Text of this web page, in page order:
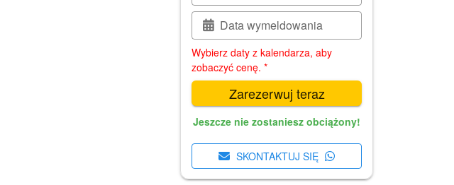
Data wymeldowania
Wybierz daty z kalendarza, aby
zobaczyć cenę. *
Zarezerwuj teraz
Jeszcze nie zostaniesz obciążony!
SKONTAKTUJ SIĘ